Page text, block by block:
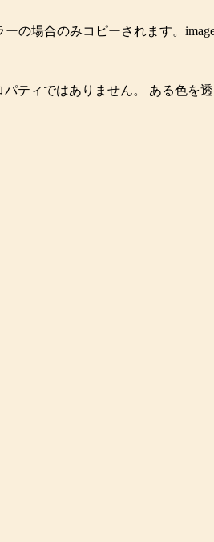
ーの場合のみコピーされます。
ティではありません。 ある色を